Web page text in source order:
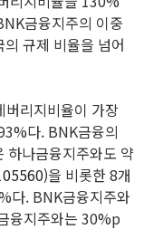
금융지주의 이중
규제 비율을 넘어
버리지비율이 가장
다. BNK금융의
하나금융지주와도 약
을 비롯한 8개
다. BNK금융지주와
융지주와는 30%p